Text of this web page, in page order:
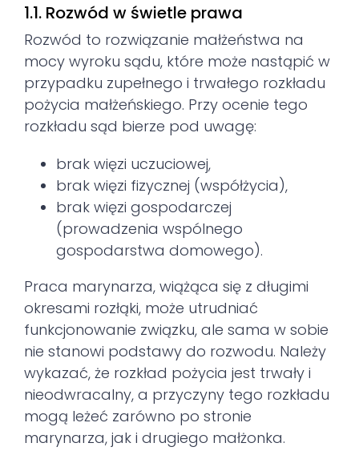
1.1. Rozwód w świetle prawa
Rozwód to rozwiązanie małżeństwa na
mocy wyroku sądu, które może nastąpić w
przypadku zupełnego i trwałego rozkładu
pożycia małżeńskiego. Przy ocenie tego
rozkładu sąd bierze pod uwagę:
brak więzi uczuciowej,
brak więzi fizycznej (współżycia),
brak więzi gospodarczej
(prowadzenia wspólnego
gospodarstwa domowego).
Praca marynarza, wiążąca się z długimi
okresami rozłąki, może utrudniać
funkcjonowanie związku, ale sama w sobie
nie stanowi podstawy do rozwodu. Należy
wykazać, że rozkład pożycia jest trwały i
nieodwracalny, a przyczyny tego rozkładu
mogą leżeć zarówno po stronie
marynarza, jak i drugiego małżonka.